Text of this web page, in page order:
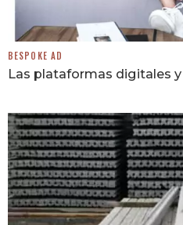
BESPOKE AD
Las plataformas digitales